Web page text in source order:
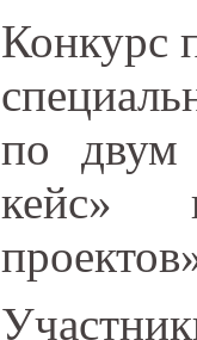
Конкурс
по двум
кейс»